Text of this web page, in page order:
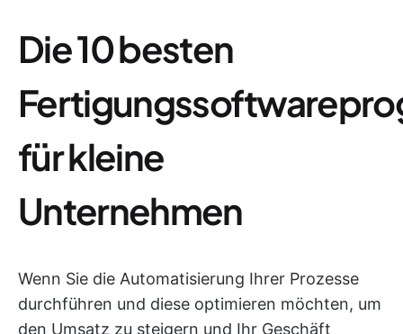
Die 10 besten
für kleine
Unternehmen
Wenn Sie die Automatisierung Ihrer Prozesse
durchführen und diese optimieren möchten, um
den Umsatz zu steigern und Ihr Geschäft